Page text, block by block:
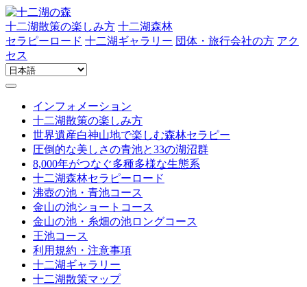
十二湖散策の楽しみ方 十二湖森林
セラピーロード 十二湖ギャラリー 団体・旅行会社の方 アク
セス
インフォメーション
十二湖散策の楽しみ方
世界遺産白神山地で楽しむ森林セラピー
圧倒的な美しさの青池と33の湖沼群
8,000年がつなぐ多種多様な生態系
十二湖森林セラピーロード
沸壺の池・青池コース
金山の池ショートコース
金山の池・糸畑の池ロングコース
王池コース
利用規約・注意事項
十二湖ギャラリー
十二湖散策マップ